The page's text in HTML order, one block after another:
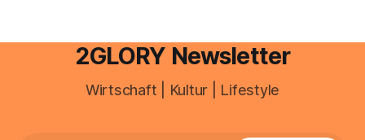
2GLORY Newsletter
Wirtschaft | Kultur | Lifestyle